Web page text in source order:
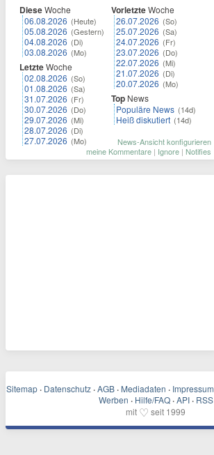
DieseWoche
06.08.2026 (Heute)
05.08.2026 (Gestern)
04.08.2026 (Di)
03.08.2026 (Mo)
LetzteWoche
02.08.2026 (So)
01.08.2026 (Sa)
31.07.2026 (Fr)
30.07.2026 (Do)
29.07.2026 (Mi)
28.07.2026 (Di)
27.07.2026 (Mo)
VorletzteWoche
26.07.2026 (So)
25.07.2026 (Sa)
24.07.2026 (Fr)
23.07.2026 (Do)
22.07.2026 (Mi)
21.07.2026 (Di)
20.07.2026 (Mo)
Top News
Populäre News (14d)
Heiß diskutiert (14d)
News-Ansicht konfigurieren
meine Kommentare | Ignore | Notifies
Sitemap · Datenschutz · AGB · Mediadaten · Impressum
Werben · Hilfe/FAQ · API · RSS
mit ♡ seit 1999